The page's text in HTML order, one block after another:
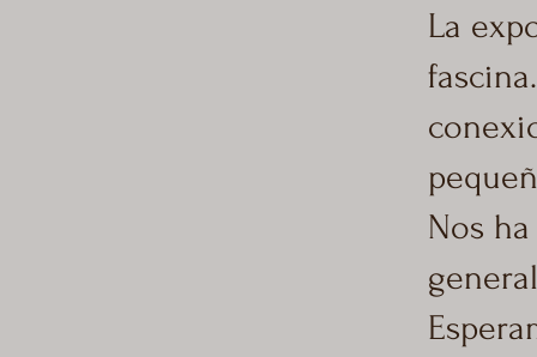
La
Nos